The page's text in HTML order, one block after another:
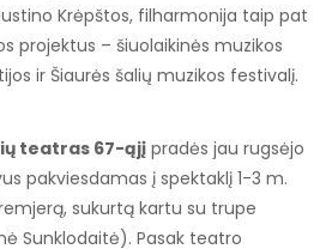
Krėpštos, filharmonija taip pat
projektus – šiuolaikinės muzikos
ir Šiaurės šalių muzikos festivalį.
teatras 67-ąjį pradės jau rugsėjo
pakviesdamas į spektaklį 1-3 m.
sukurtą kartu su trupe
Sunklodaitė). Pasak teatro